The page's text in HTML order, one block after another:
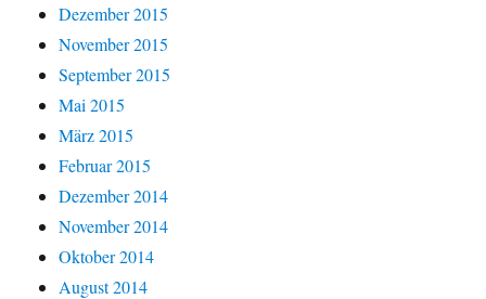
Dezember 2015
November 2015
September 2015
Mai 2015
März 2015
Februar 2015
Dezember 2014
November 2014
Oktober 2014
August 2014